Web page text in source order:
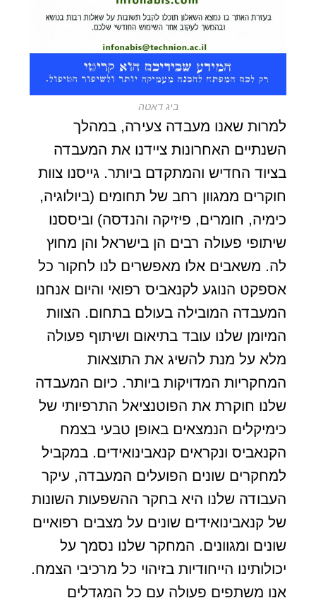
ביג דאטה
למרות שאנו מעבדה צעירה, במהלך
השנתיים האחרונות ציידנו את המעבדה
בציוד החדיש והמתקדם ביותר. גייסנו צוות
חוקרים ממגוון רחב של תחומים (ביולוגיה,
כימיה, חומרים, פיזיקה והנדסה) וביססנו
שיתופי פעולה רבים הן בישראל והן מחוץ
לה. משאבים אלו מאפשרים לנו לחקור כל
אספקט הנוגע לקנאביס רפואי והיום אנחנו
המעבדה המובילה בעולם בתחום. הצוות
המיומן שלנו עובד בתיאום ושיתוף פעולה
מלא על מנת להשיג את התוצאות
המחקריות המדויקות ביותר. כיום המעבדה
שלנו חוקרת את הפוטנציאל התרפיותי של
כימיקלים הנמצאים באופן טבעי בצמח
הקנאביס ונקראים קנאבינואידים. במקביל
למחקרים שונים הפועלים המעבדה, עיקר
העבודה שלנו היא בחקר ההשפעות השונות
של קנאבינואידים שונים על מצבים רפואיים
שונים ומגוונים. המחקר שלנו נסמך על
יכולותינו הייחודיות בזיהוי כל מרכיבי הצמח.
אנו משתפים פעולה עם כל המגדלים